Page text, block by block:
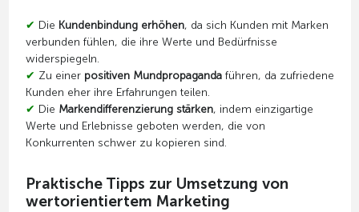
✔ Die Kundenbindung erhöhen, da sich Kunden mit Marken
verbunden fühlen, die ihre Werte und Bedürfnisse
widerspiegeln.
✔ Zu einer positiven Mundpropagandaführen, da zufriedene
Kunden eher ihre Erfahrungen teilen.
✔ Die Markendifferenzierung stärken, indem einzigartige
Werte und Erlebnisse geboten werden, die von
Konkurrenten schwer zu kopieren sind.
Praktische Tipps zur Umsetzung von
wertorientiertem Marketing